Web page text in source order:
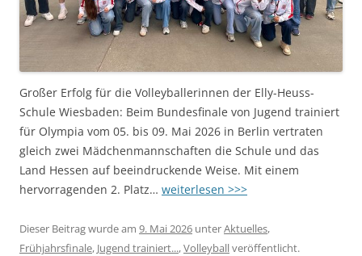
Großer Erfolg für die Volleyballerinnen der Elly-Heuss-
Schule Wiesbaden: Beim Bundesfinale von Jugend trainiert
für Olympia vom 05. bis 09. Mai 2026 in Berlin vertraten
gleich zwei Mädchenmannschaften die Schule und das
Land Hessen auf beeindruckende Weise. Mit einem
hervorragenden 2. Platz… weiterlesen >>>
Dieser Beitrag wurde am 9. Mai 2026 unterAktuelles,
Frühjahrsfinale, Jugend trainiert...,Volleyballveröffentlicht.